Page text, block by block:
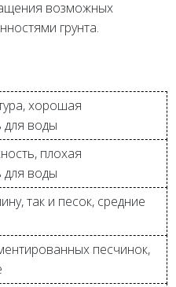
возможных
грунта.
хорошая
для воды
плохая
для воды
так и песок, средние
песчинок,